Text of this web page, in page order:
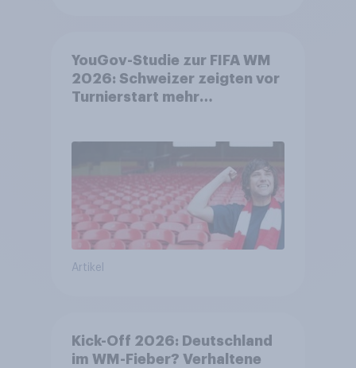
YouGov-Studie zur FIFA WM
2026: Schweizer zeigten vor
Turnierstart mehr
Artikel
Kick-Off 2026: Deutschland
im WM-Fieber? Verhaltene